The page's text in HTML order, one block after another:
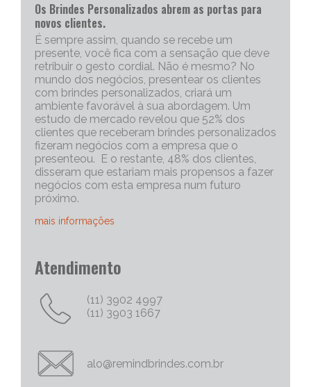
Os Brindes Personalizados abrem as portas para
novos clientes.
É sempre assim, quando se recebe um
presente, você fica com a sensação que deve
retribuir o gesto cordial. Não é mesmo? No
mundo dos negócios, presentear os clientes
com brindes personalizados, criará um
ambiente favorável à sua abordagem. Um
estudo de mercado revelou que 52% dos
clientes que receberam brindes personalizados
fizeram negócios com a empresa que o
presenteou. E o restante, 48% dos clientes,
disseram que estariam mais propensos a fazer
negócios com esta empresa num futuro
próximo.
mais informações
eficazes para iniciar uma conversa com um
corporativo, quanto mais exclusivo e
personalizado, melhor será o “quebra do gelo”,
e abrirá mais espaço para tratativas
Chame Mais Atenção com Brinde Corporativos
Personalizados Criativos
Atendimento
(11) 3902 4997
(11) 3903 1667
alo@remindbrindes.com.br